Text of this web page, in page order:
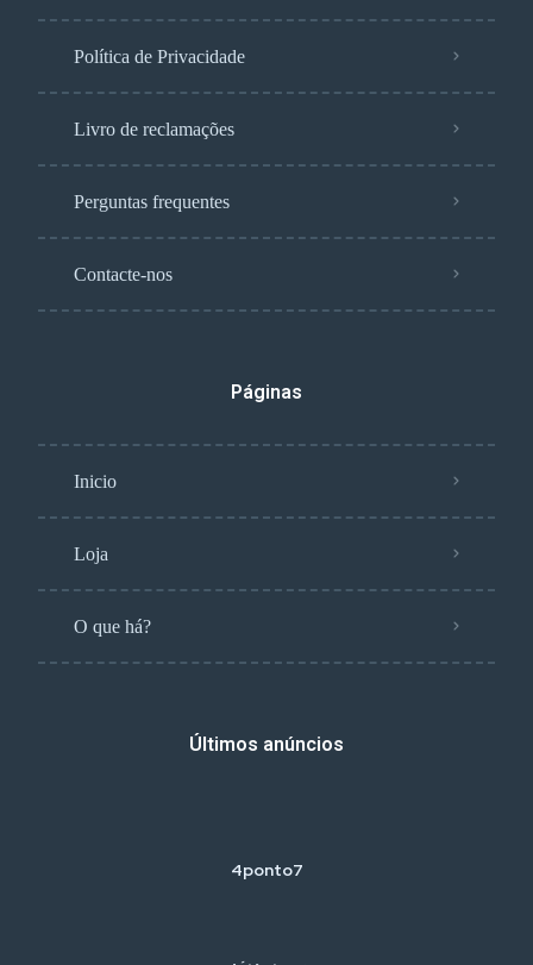
Política de Privacidade
Livro de reclamações
Perguntas frequentes
Contacte-nos
Páginas
Inicio
Loja
O que há?
Últimos anúncios
4ponto7